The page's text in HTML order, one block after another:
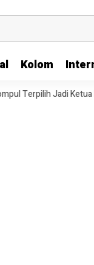
Kolom
PKB Taput: